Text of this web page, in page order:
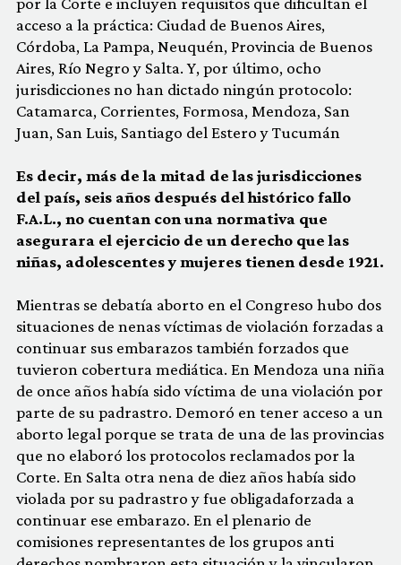
acceso a la práctica: Ciudad de Buenos Aires,
Córdoba, La Pampa, Neuquén, Provincia de Buenos
Aires, Río Negro y Salta. Y, por último, ocho
jurisdicciones no han dictado ningún protocolo:
Catamarca, Corrientes, Formosa, Mendoza, San
Juan, San Luis, Santiago del Estero y Tucumán
Es decir, más de la mitad de las jurisdicciones
del país, seis años después del histórico fallo
F.A.L., no cuentan con una normativa que
asegurara el ejercicio de un derecho que las
niñas, adolescentes y mujeres tienen desde 1921.
Mientras se debatía aborto en el Congreso hubo dos
situaciones de nenas víctimas de violación forzadas a
continuar sus embarazos también forzados que
tuvieron cobertura mediática. En Mendoza una niña
de once años había sido víctima de una violación por
parte de su padrastro. Demoró en tener acceso a un
aborto legal porque se trata de una de las provincias
que no elaboró los protocolos reclamados por la
Corte. En Salta otra nena de diez años había sido
violada por su padrastro y fue obligadaforzada a
continuar ese embarazo. En el plenario de
comisiones representantes de los grupos anti